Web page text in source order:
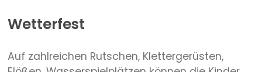
Wetterfest
Auf zahlreichen Rutschen, Klettergerüsten,